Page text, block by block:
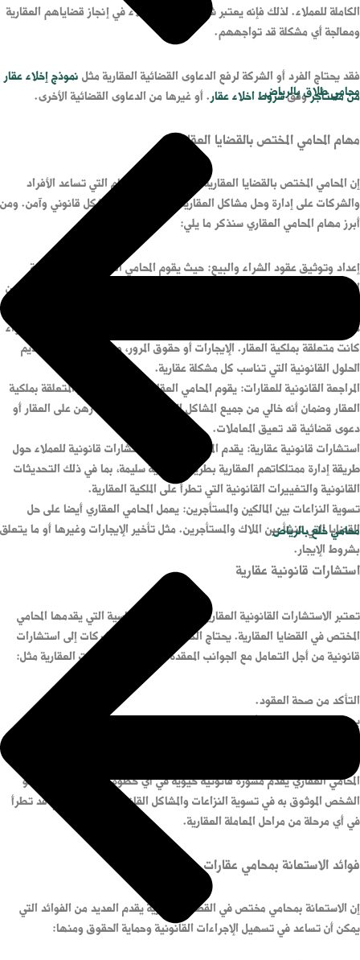
محامي طلاق بالرياض
محامي خلع بالرياض
الكاملة للعملاء. لذلك فإنه يعتبر شرك أساسي للعملاء في إنجاز قضاياهم العقارية
ومعالجة أي مشكلة قد تواجههم.
فقد يحتاج الفرد أو الشركة لرفع الدعاوى القضائية العقارية مثل نموذج إخلاء عقار
من مستأجروفقشروط اخلاء عقار. أو غيرها من الدعاوى القضائية الأخرى.
مهام المحامي المختص بالقضايا العقارية
إن المحامي المختص بالقضايا العقارية يتولى عدد من المهام التي تساعد الأفراد
والشركات على إدارة وحل مشاكل العقارية التي تواجههم بشكل قانوني وآمن. ومن
أبرز مهام المحامي العقاري سنذكر ما يلي:
إعداد وتوثيق عقود الشراء والبيع: حيث يقوم المحامي العقاري بصياغة كافة
العقود التي تتضمن بيع أو شراء العقارات مثل
. بحيث يضمن
حل النزاعات العقارية: يقوم المحامي بحل كافة النزاعات العقارية بين الأطراف سواء
كانت متعلقة بملكية العقار. الإيجارات أو حقوق المرور، ويعمل أيضاً على تقديم
الحلول القانونية التي تناسب كل مشكلة عقارية.
المراجعة القانونية للعقارات: يقوم المحامي العقاري بمراجعة الأمور المتعلقة بملكية
العقار وضمان أنه خالي من جميع المشاكل القانونية مثل وجود رهن على العقار أو
دعوى قضائية قد تعيق المعاملات.
استشارات قانونية عقارية: يقدم المحامي العقاري استشارات قانونية للعملاء حول
طريقة إدارة ممتلكاتهم العقارية بطريقة قانونية سليمة، بما في ذلك التحديثات
القانونية والتغييرات القانونية التي تطرأ على الملكية العقارية.
تسوية النزاعات بين المالكين والمستأجرين: يعمل المحامي العقاري أيضا على حل
القضايا التي تنشأ بين الملاك والمستأجرين. مثل تأخير الإيجارات وغيرها أو ما يتعلق
بشروط الإيجار.
استشارات قانونية عقارية
تعتبر الاستشارات القانونية العقارية من الخدمات الأساسية التي يقدمها المحامي
المختص في القضايا العقارية. يحتاج الكثير من الأفراد والشركات إلى استشارات
قانونية من أجل التعامل مع الجوانب المعقدة في مختلف المعاملات العقارية مثل:
التأكد من صحة العقود.
يحدد حقوق وواجبات الأطراف في عمليات البيع والشراء
التعامل مع قضايا التي تتعلق بعقود الإيجار والمستأجرين
المحامي العقاري يقدم مشورة قانونية حيوية في أي خطوة تتعلق بالعقار، وهو
الشخص الموثوق به في تسوية النزاعات والمشاكل القانونية العقارية التي قد تطرأ
في أي مرحلة من مراحل المعاملة العقارية.
فوائد الاستعانة بمحامي عقارات
إن الاستعانة بمحامي مختص في القضايا العقارية يقدم العديد من الفوائد التي
يمكن أن تساعد في تسهيل الإجراءات القانونية وحماية الحقوق ومنها: